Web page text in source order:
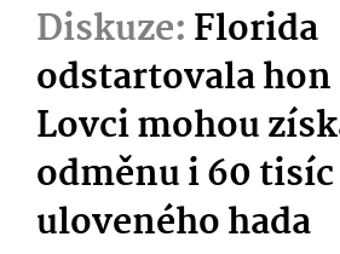
Diskuze:Florida
odstartovala
Lovci mohou
odměnu i 60
uloveného hada